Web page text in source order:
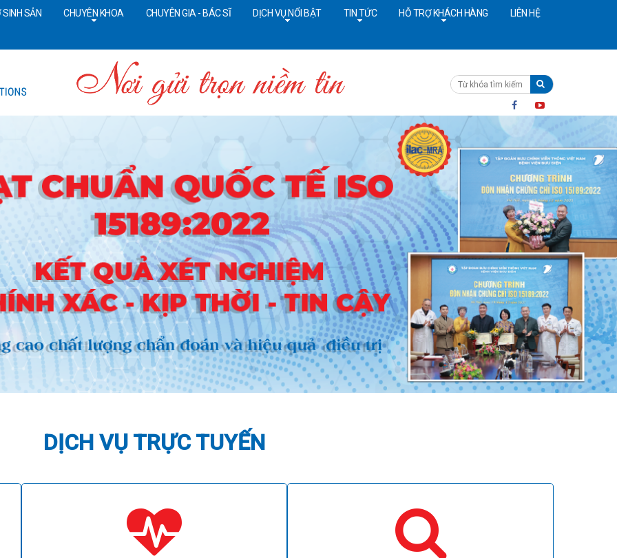
SẢN CHUYÊN KHOA CHUYÊN GIA - BÁC SĨ DỊCH VỤ NỔI BẬT TIN TỨC HỖ TRỢ KHÁCH HÀNG LIÊN HỆ
DỊCH VỤ TRỰC TUYẾN